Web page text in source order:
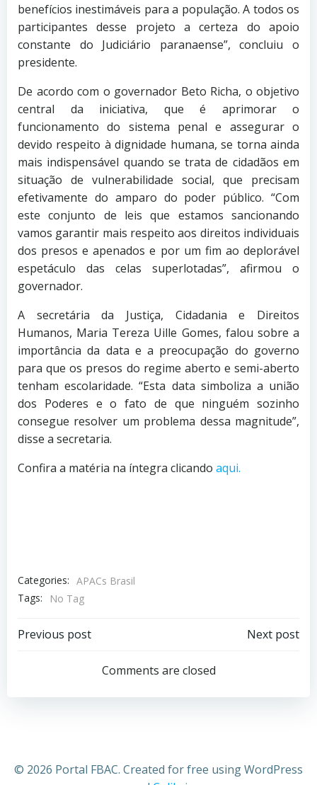
benefícios inestimáveis para a população. A todos os
participantes desse projeto a certeza do apoio
constante do Judiciário paranaense”, concluiu o
presidente.
De acordo com o governador Beto Richa, o objetivo
central da iniciativa, que é aprimorar o
funcionamento do sistema penal e assegurar o
devido respeito à dignidade humana, se torna ainda
mais indispensável quando se trata de cidadãos em
situação de vulnerabilidade social, que precisam
efetivamente do amparo do poder público. “Com
este conjunto de leis que estamos sancionando
vamos garantir mais respeito aos direitos individuais
dos presos e apenados e por um fim ao deplorável
espetáculo das celas superlotadas”, afirmou o
governador.
A secretária da Justiça, Cidadania e Direitos
Humanos, Maria Tereza Uille Gomes, falou sobre a
importância da data e a preocupação do governo
para que os presos do regime aberto e semi-aberto
tenham escolaridade. “Esta data simboliza a união
dos Poderes e o fato de que ninguém sozinho
consegue resolver um problema dessa magnitude”,
disse a secretaria.
Confira a matéria na íntegra clicando aqui.
Categories: APACs Brasil
Tags:
No Tag
Previous post Next post
Comments are closed
© 2026 Portal FBAC. Created for free using WordPress